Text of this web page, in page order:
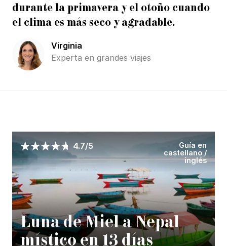
durante la primavera y el otoño cuando
el clima es más seco y agradable.
Virginia
Experta en grandes viajes
4.7/5
Guía en
castellano /
inglés
Luna de Miel a Nepal
místico en 13 días